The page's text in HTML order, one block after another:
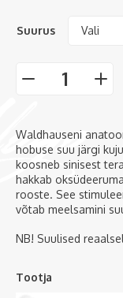
Suurus
- +
Waldhauseni
hobuse suu järgi
koosneb sinisest
hakkab
rooste. See
võtab meelsamini
NB! Suulised
Tootja